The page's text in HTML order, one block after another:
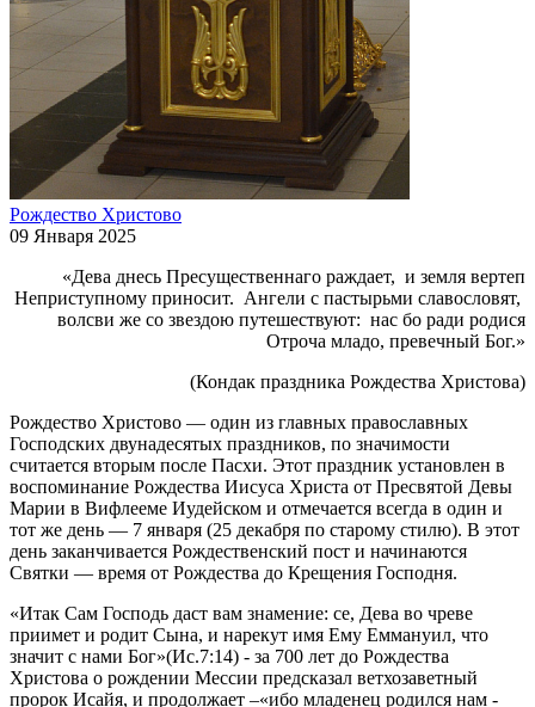
Рождество Христово
09 Января 2025
«Дева днесь Пресущественнаго раждает, и земля вертеп
Неприступному приносит. Ангели с пастырьми славословят,
волсви же со звездою путешествуют: нас бо ради родися
Отроча младо, превечный Бог.»
(Кондак праздника Рождества Христова)
Рождество Христово — один из главных православных
Господских двунадесятых праздников, по значимости
считается вторым после Пасхи. Этот праздник установлен в
воспоминание Рождества Иисуса Христа от Пресвятой Девы
Марии в Вифлееме Иудейском и отмечается всегда в один и
тот же день — 7 января (25 декабря по старому стилю). В этот
день заканчивается Рождественский пост и начинаются
Святки — время от Рождества до Крещения Господня.
«Итак Сам Господь даст вам знамение: се, Дева во чреве
приимет и родит Сына, и нарекут имя Ему Еммануил, что
значит с нами Бог»(Ис.7:14) - за 700 лет до Рождества
Христова о рождении Мессии предсказал ветхозаветный
пророк Исайя, и продолжает –«ибо младенец родился нам -